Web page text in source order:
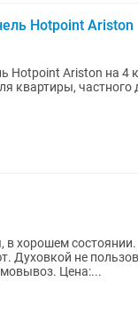
Hotpoint Ariston
Hotpoint Ariston на 4
квартиры, частного
в хорошем
Духовкой не
работоспособность неизвестна. Самовывоз. Цена:...